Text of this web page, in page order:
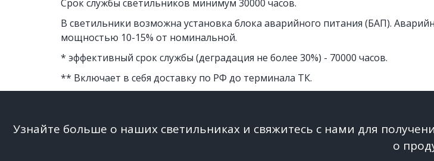
Срок службы светильников минимум 30000 часов.
В светильники возможна установка блока аварийного питания (БАП).
мощностью 10-15% от номинальной.
* эффективный срок службы (деградация не более 30%) - 70000 часов.
** Включает в себя доставку по РФ до терминала ТК.
Узнайте больше о наших светильниках и свяжитесь с нами для
о